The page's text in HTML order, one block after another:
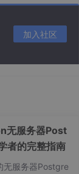
加入社区
无服务器Post
者的完整指南
无服务器Postgre